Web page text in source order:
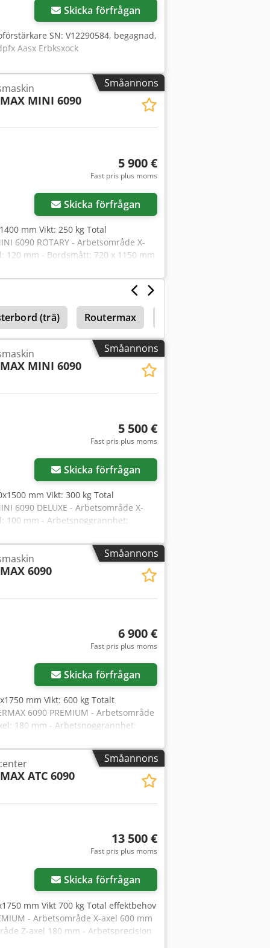
Skicka förfrågan
SN: V12290584, begagnad,
Aasx Erbksxock
Småannons
MINI 6090
5 900 €
Fast pris plus moms
Skicka förfrågan
mm Vikt: 250 kg Total
6090 ROTARY - Arbetsområde X-
120 mm - Bordsmått: 720 x 1150 mm
med T-spår - Max.
- Frässpindelmotor: 2,2 kW,
varv/min -
rullstyrning + kulskruv - X- och
DSP - Gränssnitt: USB -
0-45°C, relativ
mm - Vikt: 250 kg
(trä)
Routermax
Småannons
MINI 6090
5 500 €
Fast pris plus moms
Skicka förfrågan
mm Vikt: 300 kg Total
6090 DELUXE - Arbetsområde X-
100 mm - Arbetsnoggrannhet:
10000 mm/min - Max. arbets­
verktygsfäste, diameter 6
- Spänning: AC 230 V/50Hz
- Styrning, X/Z-riktning:
(option MACH3-styrning) -
- Omgivningstemperatur:
H=1500 mm - Vikt: 300 kg
Småannons
6090
6 900 €
Fast pris plus moms
Skicka förfrågan
mm Vikt: 600 kg Totalt
6090 PREMIUM - Arbetsområde
180 mm - Arbetsnoggrannhet:
luftkyld - Max.
+/-0,2 mm -
- Spännhylshållare: diameter 2, 4,
stegmotorer - Spänning: 400
- Kommandospråk: G-kod -
- Gränssnitt: USB - CAD/CAM-
0-45°C - Relativ
kg
Småannons
ATC 6090
13 500 €
Fast pris plus moms
Skicka förfrågan
mm Vikt 700 kg Total effektbehov
- Arbetsområde X-axel 600 mm
Z-axel 180 mm - Arbetsprecision
luftkyld - Max.